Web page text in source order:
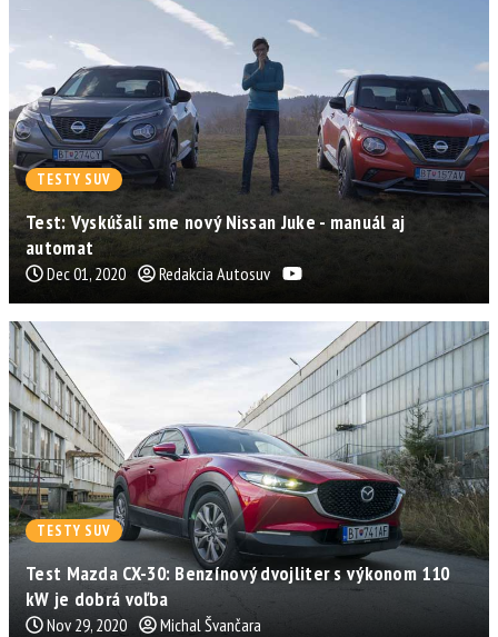
TESTY SUV
Test: Vyskúšali sme nový Nissan Juke - manuál aj
automat
Dec 01, 2020 Redakcia Autosuv
TESTY SUV
Test Mazda CX-30: Benzínový dvojliter s výkonom 110
kW je dobrá voľba
Nov 29, 2020 Michal Švančara